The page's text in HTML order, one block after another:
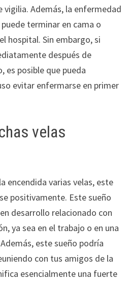
Además, la enfermedad
terminar en cama o
hospital. Sin embargo, si
después de
es posible que pueda
evitar enfermarse en primer
velas
encendida varias velas, este
positivamente. Este sueño
desarrollo relacionado con
ya sea en el trabajo o en una
este sueño podría
con tus amigos de la
esencialmente una fuerte